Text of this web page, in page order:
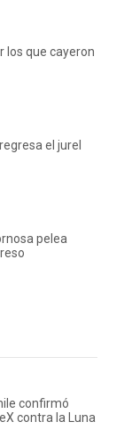
los que cayeron
el jurel
pelea
confirmó
contra la Luna